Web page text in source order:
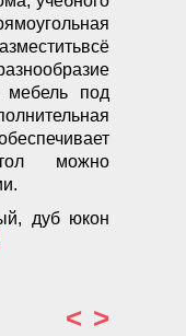
мебель под
можно
дуб юкон
< >